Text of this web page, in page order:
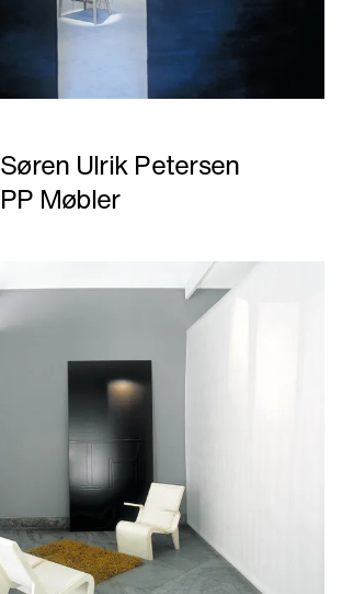
Søren Ulrik Petersen
PP Møbler